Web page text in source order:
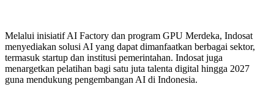
Melalui inisiatif AI Factory dan program GPU Merdeka, Indosat
menyediakan solusi AI yang dapat dimanfaatkan berbagai sektor,
termasuk startup dan institusi pemerintahan. Indosat juga
menargetkan pelatihan bagi satu juta talenta digital hingga 2027
guna mendukung pengembangan AI di Indonesia.